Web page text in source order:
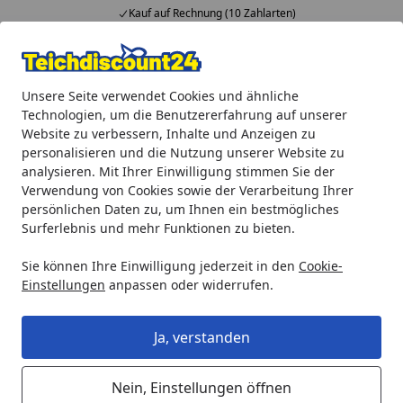
Unsere Seite verwendet Cookies und ähnliche
Technologien, um die Benutzererfahrung auf unserer
Website zu verbessern, Inhalte und Anzeigen zu
personalisieren und die Nutzung unserer Website zu
analysieren. Mit Ihrer Einwilligung stimmen Sie der
Verwendung von Cookies sowie der Verarbeitung Ihrer
persönlichen Daten zu, um Ihnen ein bestmögliches
Surferlebnis und mehr Funktionen zu bieten.
Sie können Ihre Einwilligung jederzeit in den Cookie-
Einstellungen anpassen oder widerrufen.
Ja, verstanden
Nein, Einstellungen öffnen
Kauf auf Rechnung (10 Zahlarten)
Alle Produkte
Mein Konto
Suchen
Startseite
Ubbink Edelstahl Bachlauf Wolga 90° Ecke rechts
Ubbink Edelstahl Bachlauf Wolga
90° Ecke rechts